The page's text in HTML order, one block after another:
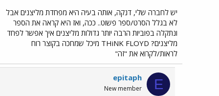
יש לחברה שלי, דנקה, אותה בעיה היא מפחדת מליצנים אבל
לא בגלל הסרט/ספר פשוט.. ככה, ואז היא קראה את הספר
ונתקלה בפוביות הרבה יותר גדולות מליצנים איך אפשר לפחד
מליצנים? THiNK FLOYD מיכל שמחכה בקוצר רוח
לראות/לקרוא את "זה"
E
epitaph
New member